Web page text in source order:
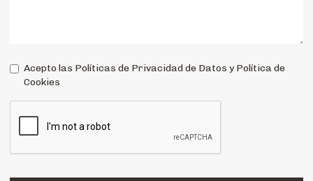
Acepto las Políticas de Privacidad de Datos y Política de
Cookies